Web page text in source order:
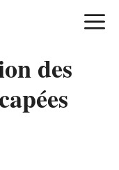
des